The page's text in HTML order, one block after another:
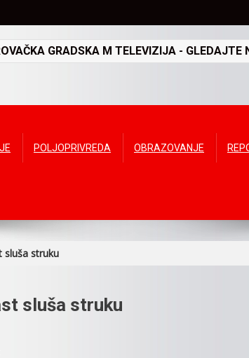
GRADSKA M TELEVIZIJA -
POLJOPRIVREDA OBRAZOVANJE
sluša struku
sluša struku